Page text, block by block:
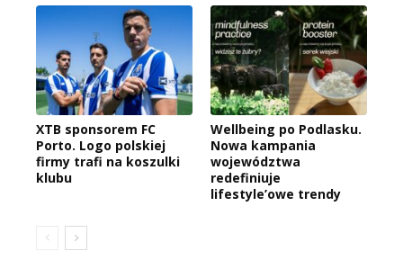
XTB sponsorem FC
Porto. Logo polskiej
firmy trafi na koszulki
klubu
Wellbeing po Podlasku.
Nowa kampania
województwa
redefiniuje
lifestyle’owe trendy